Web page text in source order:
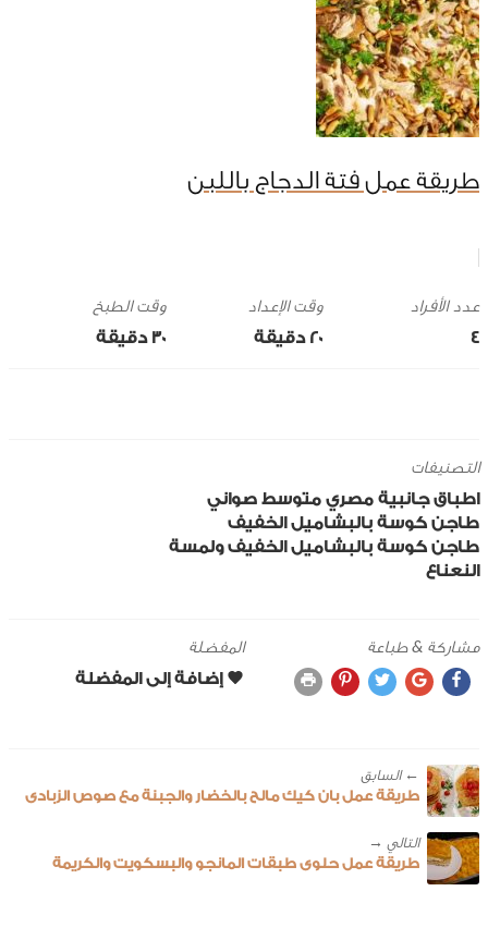
طريقة عمل فتة الدجاج باللبن
4
وقت الإعداد
20 ‎دقيقة
وقت الطبخ
30 ‎دقيقة
التصنيفات
اطباق جانبية مصري متوسط صواني
طاجن كوسة بالبشاميل الخفيف
طاجن كوسة بالبشاميل الخفيف ولمسة
النعناع
مشاركة & طباعة المفضلة
← ‎السابق
طريقة عمل بان كيك مالح بالخضار والجبنة مع صوص الزبادى
طريقة عمل حلوى طبقات المانجو والبسكويت والكريمة